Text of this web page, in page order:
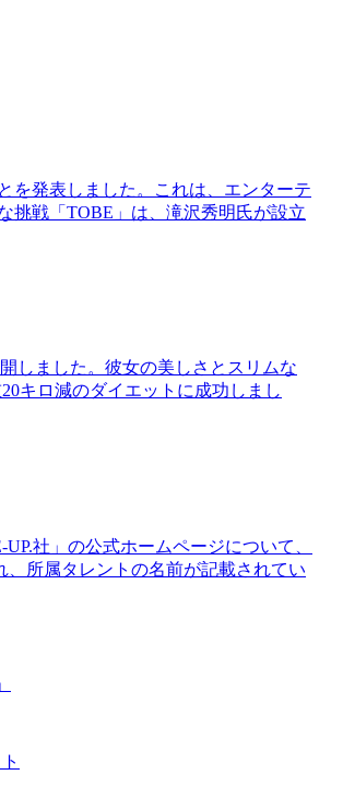
を発表しました。これは、エンターテ
挑戦「TOBE」は、滝沢秀明氏が設立
しました。彼女の美しさとスリムな
キロ減のダイエットに成功しまし
社」の公式ホームページについて、
、所属タレントの名前が記載されてい